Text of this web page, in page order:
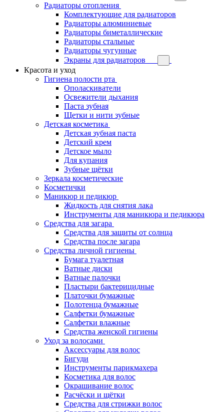
Радиаторы отопления
Комплектующие для радиаторов
Радиаторы алюминиевые
Радиаторы биметаллические
Радиаторы стальные
Радиаторы чугунные
Экраны для радиаторов
Красота и уход
Гигиена полости рта
Ополаскиватели
Освежители дыхания
Паста зубная
Щетки и нити зубные
Детская косметика
Детская зубная паста
Детский крем
Детское мыло
Для купания
Зубные щётки
Зеркала косметические
Косметички
Маникюр и педикюр
Жидкость для снятия лака
Инструменты для маникюра и педикюра
Средства для загара
Средства для защиты от солнца
Средства после загара
Средства личной гигиены
Бумага туалетная
Ватные диски
Ватные палочки
Пластыри бактерицидные
Платочки бумажные
Полотенца бумажные
Салфетки бумажные
Салфетки влажные
Средства женской гигиены
Уход за волосами
Аксессуары для волос
Бигуди
Инструменты парикмахера
Косметика для волос
Окрашивание волос
Расчёски и щётки
Средства для стрижки волос